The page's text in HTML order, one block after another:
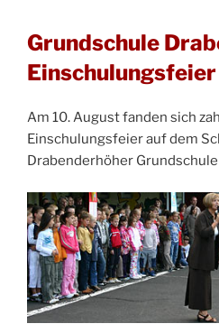
Grundschule
Einschulungsfeier
Am 10. August fanden sich
Einschulungsfeier auf dem
Drabenderhöher